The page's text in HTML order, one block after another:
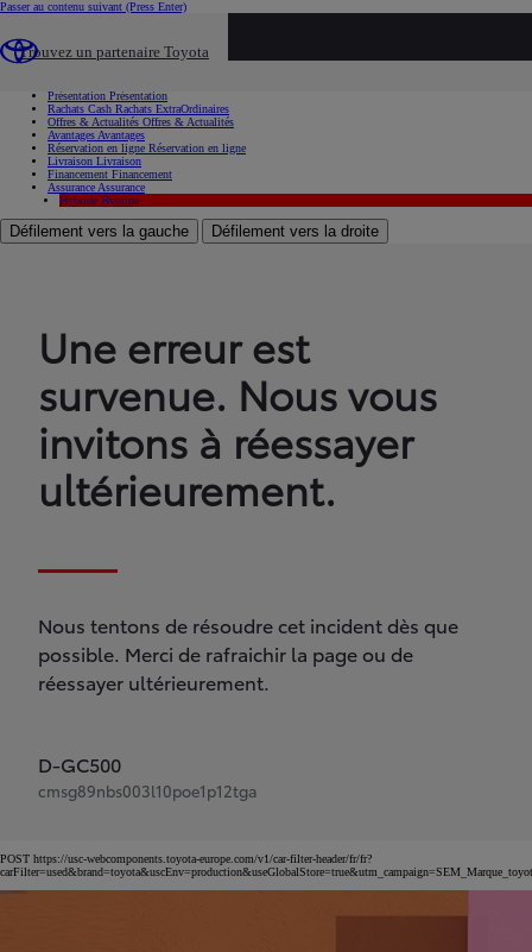
Passer au contenu suivant (Press Enter)
Trouvez un partenaire Toyota
Présentation Présentation
Rachats Cash Rachats ExtraOrdinaires
Offres & Actualités Offres & Actualités
Avantages Avantages
Réservation en ligne Réservation en ligne
Livraison Livraison
Financement Financement
Assurance Assurance
Hybride Hybride
Défilement vers la gauche Défilement vers la droite
Une erreur est
survenue. Nous vous
invitons à réessayer
ultérieurement.
Nous tentons de résoudre cet incident dès que
possible. Merci de rafraichir la page ou de
réessayer ultérieurement.
D-GC500
cmsg89nbs003l10poe1p12tga
POST https://usc-webcomponents.toyota-europe.com/v1/car-filter-header/fr/fr?